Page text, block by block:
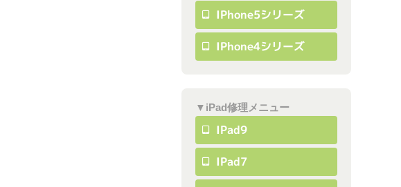
IPhone5シリーズ
IPhone4シリーズ
▼iPad修理メニュー
IPad9
IPad7